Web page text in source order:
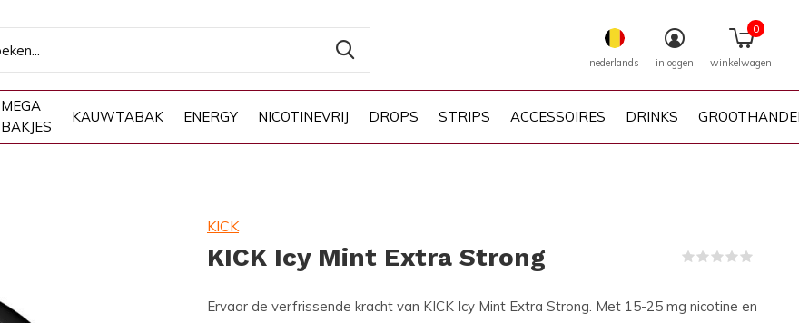
MEGA
BAKJES
KAUWTABAK ENERGY NICOTINEVRIJ DROPS STRIPS ACCESSOIRES DRINKS
nederlands inloggen winkelwagen
0
KICK
KICK Icy Mint Extra Strong
Ervaar de verfrissende kracht van KICK Icy Mint Extra Strong. Met 15-25 mg nicotine en